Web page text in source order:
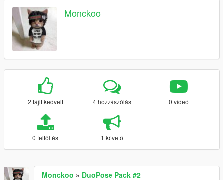
Monckoo
2 fájlt kedvelt 4 hozzászólás 0 videó
0 feltöltés 1 követő
Monckoo » DuoPose Pack #2